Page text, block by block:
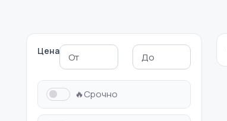
Цена
🔥Срочно